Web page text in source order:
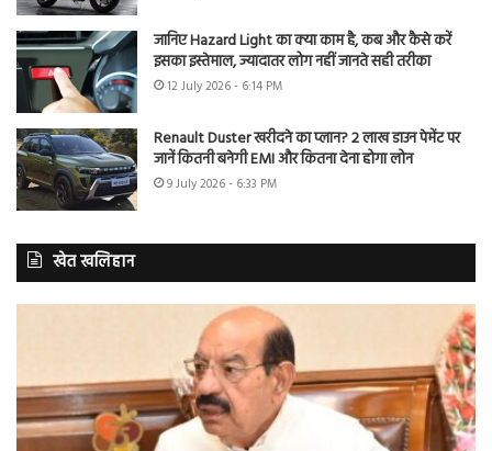
जानिए Hazard Light का क्या काम है, कब और कैसे करें
इसका इस्तेमाल, ज्यादातर लोग नहीं जानते सही तरीका
12 July 2026 - 6:14 PM
Renault Duster खरीदने का प्लान? 2 लाख डाउन पेमेंट पर
जानें कितनी बनेगी EMI और कितना देना होगा लोन
9 July 2026 - 6:33 PM
खेत खलिहान